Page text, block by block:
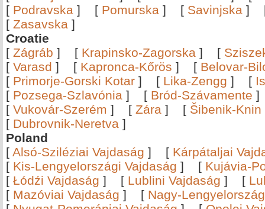
[ Podravska ] [ Pomurska ] [ Savinjska ]
[ Zasavska ]
Croatie
[ Zágráb ] [ Krapinsko-Zagorska ] [
[ Varasd ] [ Kapronca-Kőrös ] [ Belovar-
[ Primorje-Gorski Kotar ] [ Lika-Zengg ] [
[ Pozsega-Szlavónia ] [ Bród-Szávamente
[ Vukovár-Szerém ] [ Zára ] [ Šibenik-Knin
[ Dubrovnik-Neretva ]
Poland
[ Alsó-Sziléziai Vajdaság ] [ Kárpátaljai
[ Kis-Lengyelországi Vajdaság ] [ Kujávia-
[ Łódźi Vajdaság ] [ Lublini Vajdaság ] [
[ Mazóviai Vajdaság ] [ Nagy-